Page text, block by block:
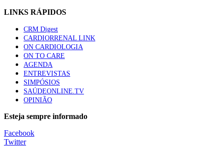
Trodelvy aprovado para primeira linha no cancro da
61 visualizações
MAIS NOTÍCIAS
Quase 11.900 jovens recorreram aos cheques psicólogo e
LINKS RÁPIDOS
CRM Digest
CARDIORRENAL LINK
ON CARDIOLOGIA
ON TO CARE
AGENDA
ENTREVISTAS
SIMPÓSIOS
SAÚDEONLINE.TV
OPINIÃO
Esteja sempre informado
Facebook
Twitter